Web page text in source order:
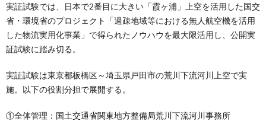
実証試験では、日本で2番目に大きい「霞ヶ浦」上空を活用した国交
省・環境省のプロジェクト「過疎地域等における無人航空機を活用
した物流実用化事業」で得られたノウハウを最大限活用し、公開実
証試験に踏み切る。
実証試験は東京都板橋区～埼玉県戸田市の荒川下流河川上空で実
施。以下の役割分担で展開する。
①全体管理：国土交通省関東地方整備局荒川下流河川事務所